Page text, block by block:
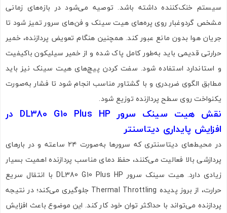
سیستم خنک‌کننده داشته باشد. توصیه می‌شود در بازه‌های زمانی
مشخص گردوغبار روی پره‌های هیت سینک و فن‌های سرور تمیز شود تا
جریان هوا بدون مانع عبور کند. همچنین هنگام تعویض پردازنده، خمیر
حرارتی قدیمی باید به‌طور کامل پاک شده و از خمیر سیلیکون باکیفیت
و استاندارد استفاده شود. سفت کردن پیچ‌های هیت سینک نیز باید
مطابق الگوی ضربدری و با گشتاور مناسب انجام شود تا فشار به‌صورت
یکنواخت روی سطح پردازنده توزیع شود.
نقش هیت سینک سرور DL380 G10 Plus HP در
افزایش پایداری دیتاسنتر
در محیط‌های دیتاسنتری که سرورها به‌صورت ۲۴ ساعته و در بارهای
پردازشی بالا فعالیت می‌کنند، حفظ دمای مناسب پردازنده اهمیت بسیار
زیادی دارد. هیت سینک سرور DL380 G10 Plus HP با انتقال سریع
حرارت، از بروز پدیده Thermal Throttling جلوگیری می‌کند؛ در نتیجه
پردازنده می‌تواند با حداکثر توان خود کار کند. این موضوع باعث افزایش